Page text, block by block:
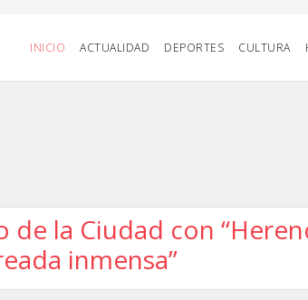
INICIO ACTUALIDAD DEPORTES CULTURA
la Ciudad con
inmensa”